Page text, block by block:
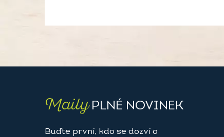
MailyPLNÉ NOVINEK
Buďte první, kdo se dozví o